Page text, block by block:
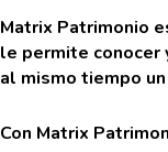
Matrix Patrimonio
le permite conocer
al mismo tiempo
Con Matrix